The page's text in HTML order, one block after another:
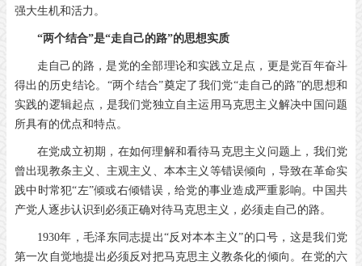
强大生机和活力。
“两个结合”是“走自己的路”的思想实质
走自己的路，是党的全部理论和实践立足点，更是党百年奋斗
得出的历史结论。“两个结合”奠定了我们党“走自己的路”的思想和
实践的逻辑起点，是我们党独立自主运用马克思主义解决中国问题
所具有的优点和特点。
在党成立初期，在如何理解和看待马克思主义问题上，我们党
曾出现教条主义、主观主义、本本主义等错误倾向，导致在革命实
践中时常犯“左”倾或右倾错误，给党的事业造成严重影响。中国共
产党人逐步认识到必须正确对待马克思主义，必须走自己的路。
1930年，毛泽东同志提出“反对本本主义”的口号，这是我们党
第一次自觉地提出必须反对把马克思主义教条化的倾向。在党的六